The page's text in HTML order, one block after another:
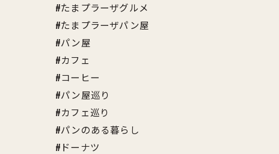
#たまプラーザグルメ
#たまプラーザパン屋
#パン屋
#カフェ
#コーヒー
#パン屋巡り
#カフェ巡り
#パンのある暮らし
#ドーナツ